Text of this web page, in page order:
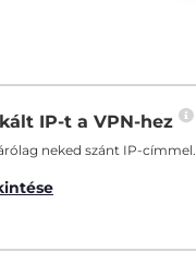
IP-t a VPN-hez
neked szánt IP-címmel.